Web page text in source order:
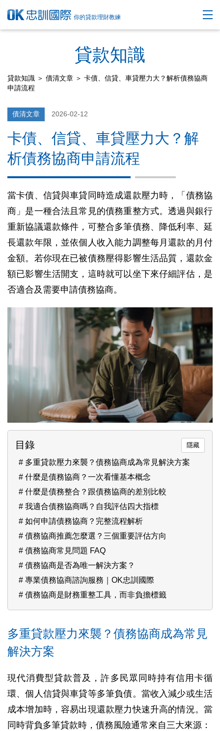
你的貸款理財教練
貸款知識
貸款知識 ＞ 債清文章 ＞ 卡債、信貸、車貸壓力大？解析債務協商
申請流程
債清文章 2026-02-12
卡債、信貸、車貸壓力大？解
析債務協商申請流程
當卡債、信貸與車貸同時造成還款壓力時，「債務協
商」是一種合法且常見的債務重整方式。透過與銀行
重新協議還款條件，可整合多筆債務、降低利率、延
長還款年限，並依個人收入能力調整每月還款的月付
金額。若你現在已被債務壓得影響生活品質，還款金
額已影響生活開支，這時就可以坐下來仔細評估，是
否適合及需要申請債務協商。
目錄
多重貸款壓力來襲？債務協商成為常見解決方案
什麼是債務協商？一次看懂基本概念
什麼是債務整合？跟債務協商的差別比較
我適合債務協商嗎？自我評估四大指標
如何申請債務協商？完整流程解析
債務協商推薦怎麼選？三個重要評估方向
債務協商常見問題 FAQ
債務協商是否為唯一解決方案？
專業債務協商諮詢服務｜OK忠訓國際
債務協商是財務重整工具，而非負擔標籤
多重貸款壓力來襲？債務協商成為常見
解決方案
現代消費型貸款普及，許多民眾同時持有信用卡循
環、個人信貸與車貸等多筆負債。當收入減少或生活
成本增加時，容易出現還款壓力快速升高的情況。當
同時背負多筆貸款時，債務風險通常來自三大來源：